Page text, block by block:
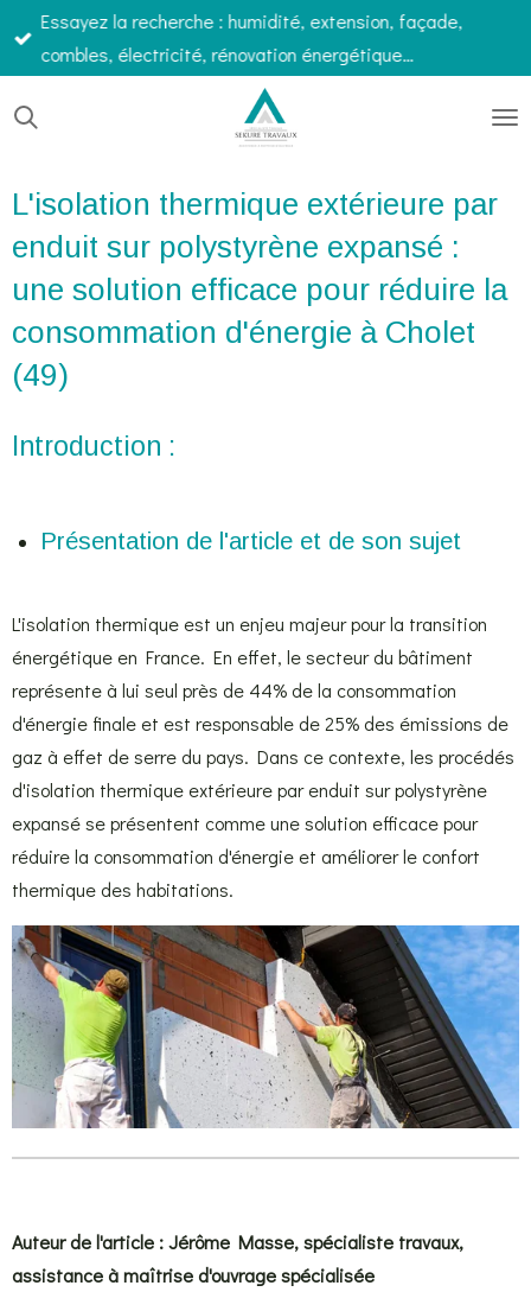
Passer
principal
Essayez la recherche : humidité, extension, façade,
combles, électricité, rénovation énergétique…
L'isolation thermique extérieure par
enduit sur polystyrène expansé :
une solution efficace pour réduire la
consommation d'énergie à Cholet
(49)
Introduction :
Présentation de l'article et de son sujet
L'isolation thermique est un enjeu majeur pour la transition
énergétique en France. En effet, le secteur du bâtiment
représente à lui seul près de 44% de la consommation
d'énergie finale et est responsable de 25% des émissions de
gaz à effet de serre du pays. Dans ce contexte, les procédés
d'isolation thermique extérieure par enduit sur polystyrène
expansé se présentent comme une solution efficace pour
réduire la consommation d'énergie et améliorer le confort
thermique des habitations.
Auteur de l'article : Jérôme Masse, spécialiste travaux,
assistance à maîtrise d'ouvrage spécialisée